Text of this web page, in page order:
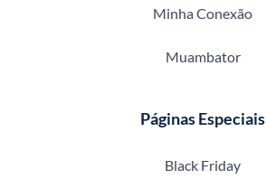
Minha Conexão
Muambator
Páginas Especiais
Black Friday